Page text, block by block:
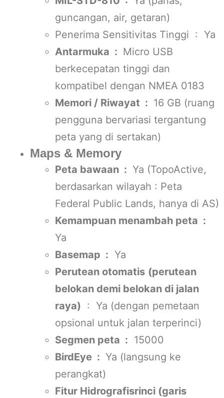
guncangan, air, getaran)
Penerima Sensitivitas Tinggi : Ya
Antarmuka : Micro USB
berkecepatan tinggi dan
kompatibel dengan NMEA 0183
Memori / Riwayat : 16 GB (ruang
pengguna bervariasi tergantung
peta yang di sertakan)
Maps & Memory
Peta bawaan : Ya (TopoActive,
berdasarkan wilayah : Peta
Federal Public Lands, hanya di AS)
Kemampuan menambah peta :
Ya
Basemap : Ya
Perutean otomatis (perutean
belokan demi belokan di jalan
raya) : Ya (dengan pemetaan
opsional untuk jalan terperinci)
Segmen peta : 15000
BirdEye : Ya (langsung ke
perangkat)
Fitur Hidrografisrinci (garis